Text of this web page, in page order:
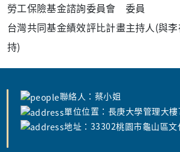
勞工保險基金諮詢委員會 委員
台灣共同基金績效評比計畫主持人(與
持)
聯絡人：蔡小姐
單位位置：長庚大學管理大樓
地址：33302桃園市龜山區